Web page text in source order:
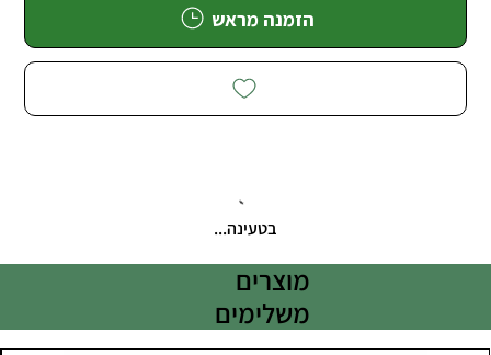
הזמנה מראש
בטעינה...
מוצרים
משלימים